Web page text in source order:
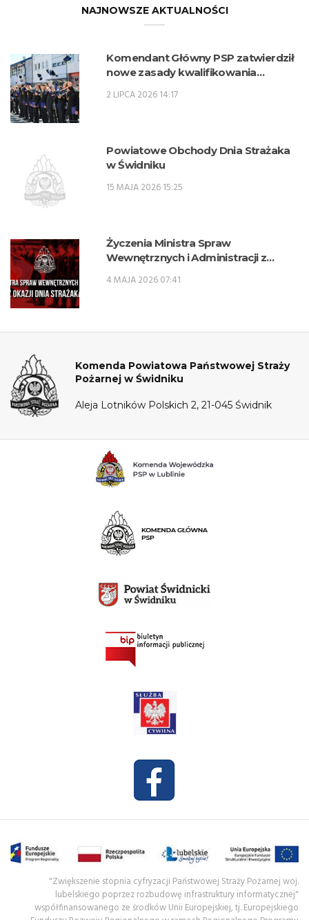
NAJNOWSZE AKTUALNOŚCI
Komendant Główny PSP zatwierdził
nowe zasady kwalifikowania
zawodowe w zawodzie technik
2 LIPCA 2026 14:17
Powiatowe Obchody Dnia Strażaka
w Świdniku
15 MAJA 2026 15:25
Życzenia Ministra Spraw
Wewnętrznych i Administracji z
4 MAJA 2026 07:41
Komenda Powiatowa Państwowej Straży
Pożarnej w Świdniku
Aleja Lotników Polskich 2, 21-045 Świdnik
"Zwiększenie stopnia cyfryzacji Państwowej Straży Pożarnej woj.
lubelskiego poprzez rozbudowę infrastruktury informatycznej"
współfinansowanego ze środków Unii Europejskiej, tj. Europejskiego